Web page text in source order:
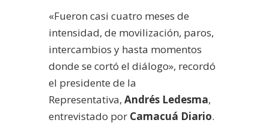
«Fueron casi cuatro meses de
intensidad, de movilización, paros,
intercambios y hasta momentos
donde se cortó el diálogo», recordó
el presidente de la
Representativa, Andrés Ledesma,
entrevistado por Camacuá Diario.